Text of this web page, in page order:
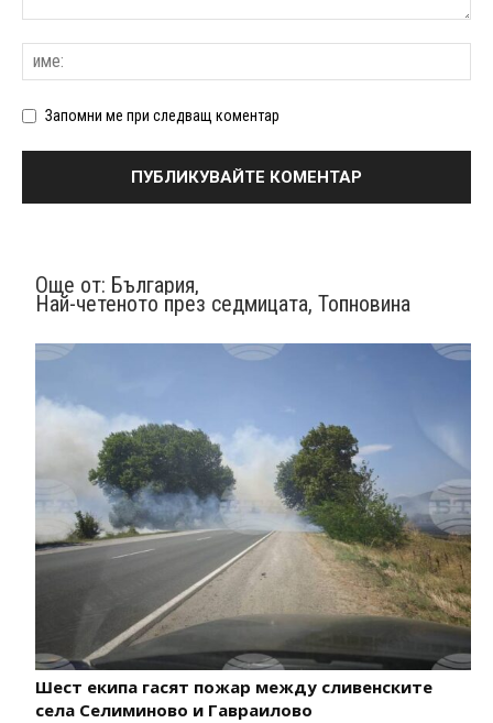
Запомни ме при следващ коментар
Още от: България,
Най-четеното през седмицата, Топновина
Шест екипа гасят пожар между сливенските
села Селиминово и Гавраилово